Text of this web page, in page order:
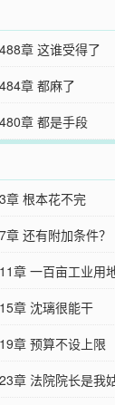
章 这谁受得了
章 都麻了
章 都是手段
章 根本花不完
章 还有附加条件？
章 一百亩工业用
章 沈璃很能干
章 预算不设上限
章 法院院长是我